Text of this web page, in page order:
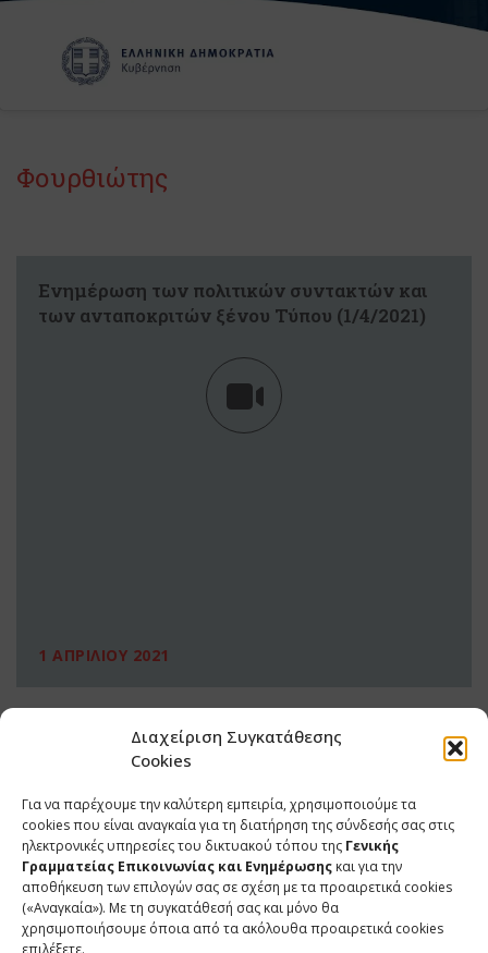
Διαχείριση Συγκατάθεσης
Cookies
Για να παρέχουμε την καλύτερη εμπειρία, χρησιμοποιούμε τα
cookies που είναι αναγκαία για τη διατήρηση της σύνδεσής σας στις
ηλεκτρονικές υπηρεσίες του δικτυακού τόπου της Γενικής
Γραμματείας Επικοινωνίας και Ενημέρωσης και για την
αποθήκευση των επιλογών σας σε σχέση με τα προαιρετικά cookies
(«Αναγκαία»). Με τη συγκατάθεσή σας και μόνο θα
χρησιμοποιήσουμε όποια από τα ακόλουθα προαιρετικά cookies
επιλέξετε.
Φουρθιώτης
Eνημέρωση των πολιτικών συντακτών και
των ανταποκριτών ξένου Τύπου (1/4/2021)
1 ΑΠΡΙΛΙΟΥ 2021
ΕΠΙΚΟΙΝΩΝΙΑ